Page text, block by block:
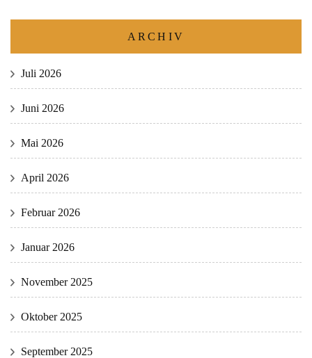
ARCHIV
Juli 2026
Juni 2026
Mai 2026
April 2026
Februar 2026
Januar 2026
November 2025
Oktober 2025
September 2025